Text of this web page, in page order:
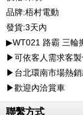
品牌:梧村電動
發貨:3天內
▶WT021 路霸 三輪
▶可依客人需求客製
▶台北環南市場熱銷
▶歡迎內洽賞車
聯繫方式